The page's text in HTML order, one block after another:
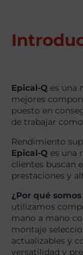
Epical-Q es una
mejores
puesto en
de trabajar
Rendimiento
Epical-Q es una
clientes buscan
prestaciones y
¿Por qué
utilizamos
mano a mano
montaje
actualizables y
versatilidad y